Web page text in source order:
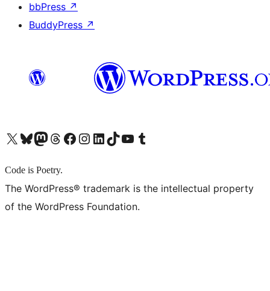
bbPress ↗
BuddyPress ↗
X (旧 Twitter) アカウントへBluesky アカウントへMastodon アカウントへThreads アカウントへ Facebook ページへInstagram アカウントへ LinkedIn アカウントへTikTok アカウントへYouTube チャンネルへ Tumblr アカウントへ
Code is Poetry.
The WordPress® trademark is the intellectual property
of the WordPress Foundation.